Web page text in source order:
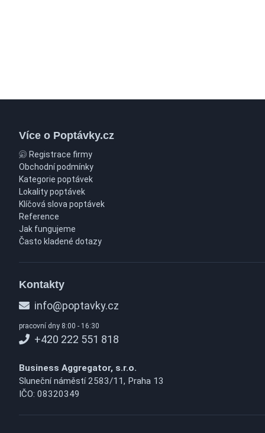
Více o Poptávky.cz
Registrace firmy
Obchodní podmínky
Kategorie poptávek
Lokality poptávek
Klíčová slova poptávek
Reference
Jak fungujeme
Často kladené dotazy
Kontakty
info@poptavky.cz
pracovní dny 8:00 - 16:30
+420 222 551 818
Business Aggregator, s.r.o.
Sluneční náměstí 2583/11, Praha 13
IČO: 08320349